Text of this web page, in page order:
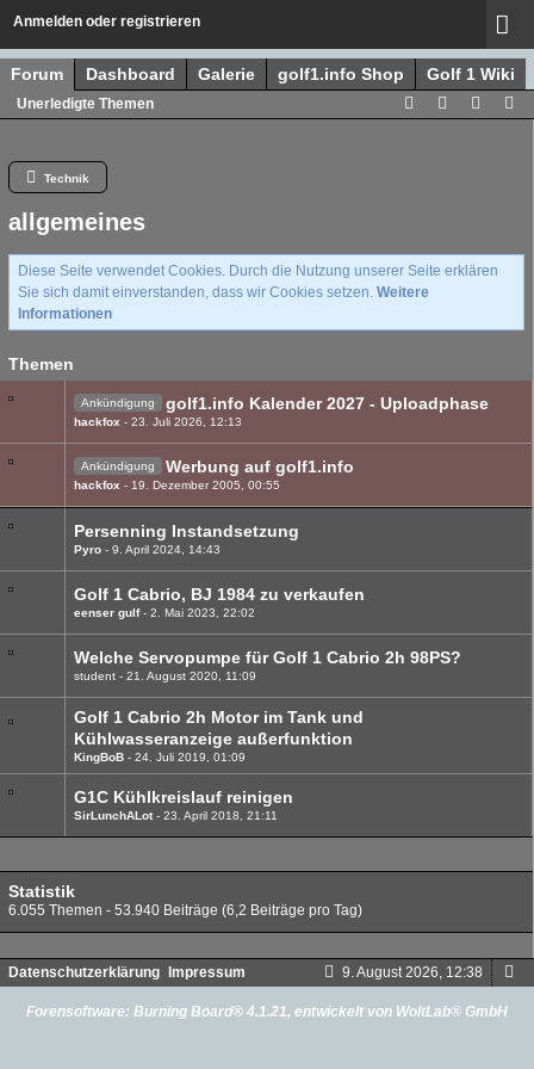
Anmelden oder registrieren
Forum Dashboard Galerie golf1.info Shop Golf 1 Wiki
Unerledigte Themen
Technik
allgemeines
Diese Seite verwendet Cookies. Durch die Nutzung unserer Seite erklären
Sie sich damit einverstanden, dass wir Cookies setzen. Weitere
Informationen
Themen
Ankündigung golf1.info Kalender 2027 - Uploadphase
hackfox 23. Juli 2026, 12:13
Ankündigung Werbung auf golf1.info
hackfox 19. Dezember 2005, 00:55
Persenning Instandsetzung
Pyro 9. April 2024, 14:43
Golf 1 Cabrio, BJ 1984 zu verkaufen
eenser gulf 2. Mai 2023, 22:02
Welche Servopumpe für Golf 1 Cabrio 2h 98PS?
student 21. August 2020, 11:09
Golf 1 Cabrio 2h Motor im Tank und
Kühlwasseranzeige außerfunktion
KingBoB 24. Juli 2019, 01:09
G1C Kühlkreislauf reinigen
SirLunchALot 23. April 2018, 21:11
Statistik
6.055 Themen - 53.940 Beiträge (6,2 Beiträge pro Tag)
Datenschutzerklärung Impressum 9. August 2026, 12:38
Forensoftware: Burning Board® 4.1.21, entwickelt von WoltLab® GmbH